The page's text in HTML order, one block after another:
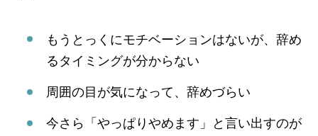
もうとっくにモチベーションはないが、辞め
るタイミングが分からない
周囲の目が気になって、辞めづらい
今さら「やっぱりやめます」と言い出すのが